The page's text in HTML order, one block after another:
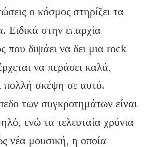
ο κόσμος στηρίζει τα
Ειδικά στην επαρχία
που διψάει να δει μια rock
να περάσει καλά,
πολλή σκέψη σε αυτό.
των συγκροτημάτων είναι
ενώ τα τελευταία χρόνια
νέα μουσική, η οποία